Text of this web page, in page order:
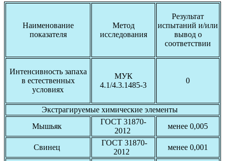
Наименование
показателя
Метод
исследования
Результат
испытаний и/или
вывод о
соответствии
Интенсивность запаха
в естественных
условиях
МУК
4.1/4.3.1485-3
0
Экстрагируемые химические элементы
Мышьяк
ГОСТ 31870-
2012
менее 0,005
Свинец
ГОСТ 31870-
2012
менее 0,001